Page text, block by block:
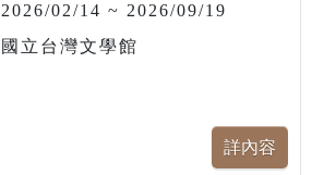
2026/02/14 ~ 2026/09/19
國立台灣文學館